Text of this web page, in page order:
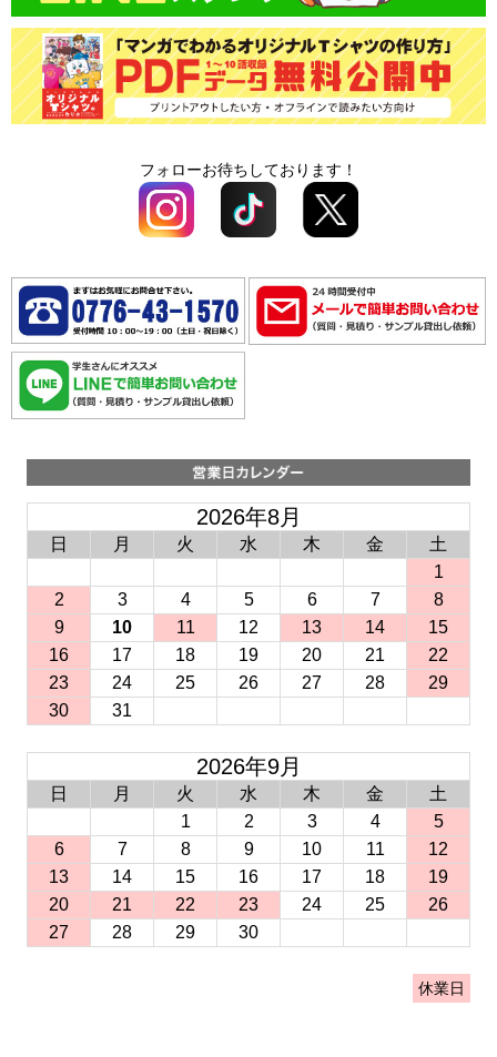
オプション料
フォローお待ちしております！
2026年8月
日 月 火 水 木 金
土
1
2
3 4 5 6 7
8
9
10 11 12 13 14
15
16
17 18 19 20 21
22
23
24 25 26 27 28
29
30
31
2026年9月
日 月 火 水 木 金
土
1
2 3 4
5
6
7 8 9 10 11
12
13
14 15 16 17 18
19
20
21 22 23 24 25
26
27
28 29 30
休業日